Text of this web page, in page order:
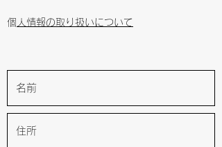
​ 個人情報の取り扱いについて